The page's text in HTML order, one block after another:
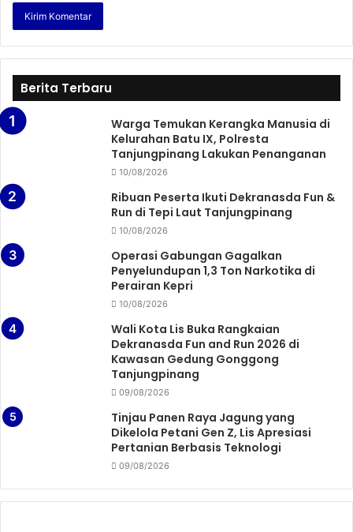
Berita Terbaru
Warga Temukan Kerangka Manusia di
Kelurahan Batu IX, Polresta
Tanjungpinang Lakukan Penanganan
10/08/2026
Ribuan Peserta Ikuti Dekranasda Fun &
Run di Tepi Laut Tanjungpinang
10/08/2026
Operasi Gabungan Gagalkan
Penyelundupan 1,3 Ton Narkotika di
Perairan Kepri
10/08/2026
Wali Kota Lis Buka Rangkaian
Dekranasda Fun and Run 2026 di
Kawasan Gedung Gonggong
Tanjungpinang
09/08/2026
Tinjau Panen Raya Jagung yang
Dikelola Petani Gen Z, Lis Apresiasi
Pertanian Berbasis Teknologi
09/08/2026